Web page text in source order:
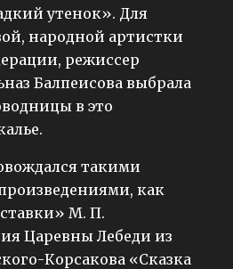
утенок». Для
народной артистки
режиссер
Балпеисова выбрала
в это
такими
как
М. П.
Царевны Лебеди из
Корсакова «Сказка